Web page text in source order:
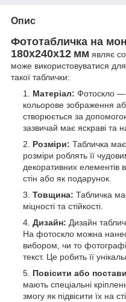
Опис
Фототабличка на
180x240x12 мм являє
може використовуватися
такої таблички:
Матеріал: Фотоскло —
кольорове зображення
створюється за
зазвичай має яскраві та
Розміри: Табличка
розміри роблять її
декоративних елементів
стін або як подарунок.
Товщина: Табличка
міцності та стійкості.
Дизайн: Дизайн
На фотоскло можна
вибором, чи то
текст. Це робить її
Повісити або
мають спеціальні
змогу як підвісити їх на